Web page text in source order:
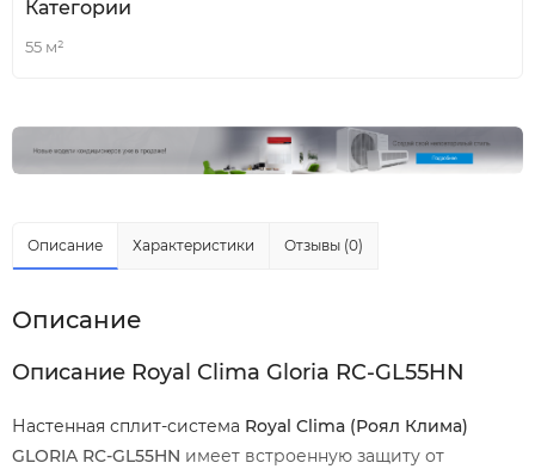
Категории
55 м²
Описание Характеристики Отзывы (0)
Описание
Описание Royal Clima Gloria RC-GL55HN
Настенная сплит-система Royal Clima (Роял Клима)
GLORIA RC-GL55HN имеет встроенную защиту от